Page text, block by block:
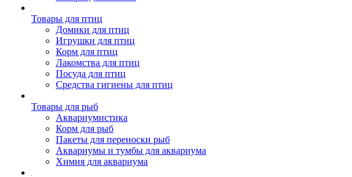
Товары для птиц
Домики для птиц
Игрушки для птиц
Корм для птиц
Лакомства для птиц
Посуда для птиц
Средства гигиены для птиц
Товары для рыб
Аквариумистика
Корм для рыб
Пакеты для переноски рыб
Аквариумы и тумбы для аквариума
Химия для аквариума